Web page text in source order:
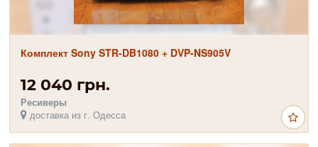
Комплект Sony STR-DB1080 + DVP-NS905V
12 040 грн.
Ресиверы
доставка из г. Одесса